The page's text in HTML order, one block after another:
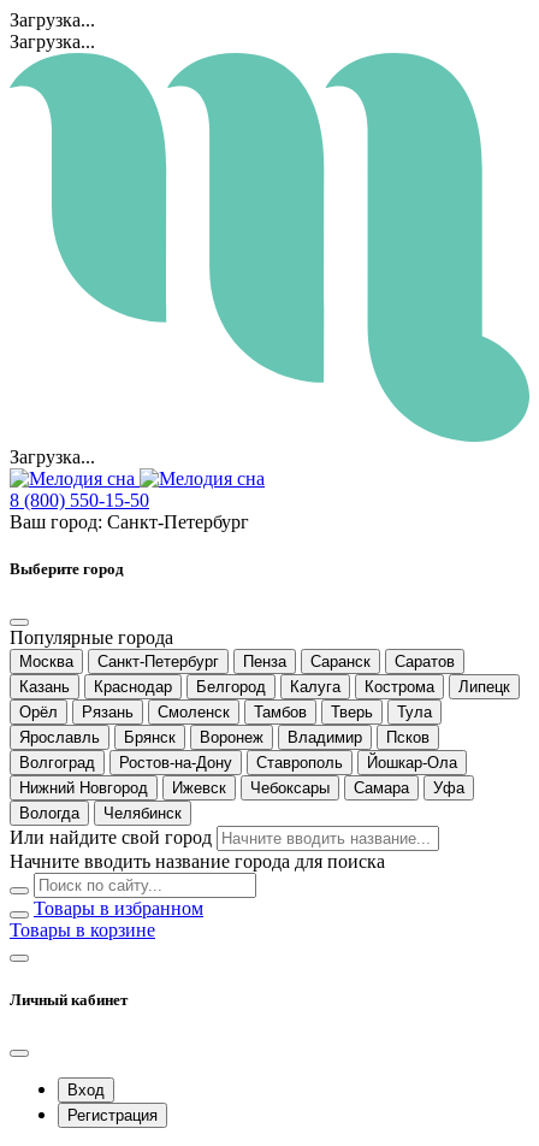
Загрузка...
Загрузка...
Загрузка...
8 (800) 550-15-50
Ваш город: Санкт-Петербург
Выберите город
Популярные города
Москва Санкт-Петербург Пенза Саранск
Саратов
Казань
Краснодар Белгород Калуга Кострома
Липецк
Орёл
Рязань Смоленск Тамбов Тверь
Тула
Ярославль
Брянск Воронеж Владимир
Псков
Волгоград
Ростов-на-Дону Ставрополь
Йошкар-Ола
Нижний Новгород
Ижевск Чебоксары Самара
Уфа
Вологда
Челябинск
Или найдите свой город
Начните вводить название города для поиска
Товары в избранном
Товары в корзине
Личный кабинет
Вход
Регистрация